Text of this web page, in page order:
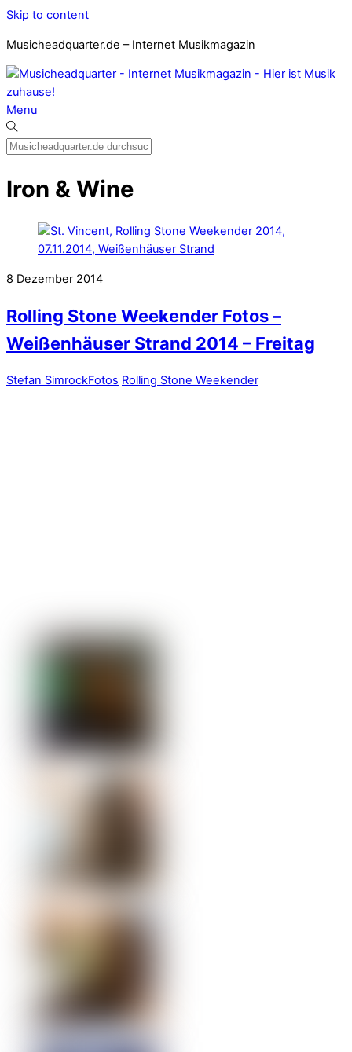
Skip to content
Musicheadquarter.de – Internet Musikmagazin
Menu
Iron & Wine
8 Dezember 2014
Rolling Stone Weekender Fotos –
Weißenhäuser Strand 2014 – Freitag
Stefan SimrockFotos Rolling Stone Weekender